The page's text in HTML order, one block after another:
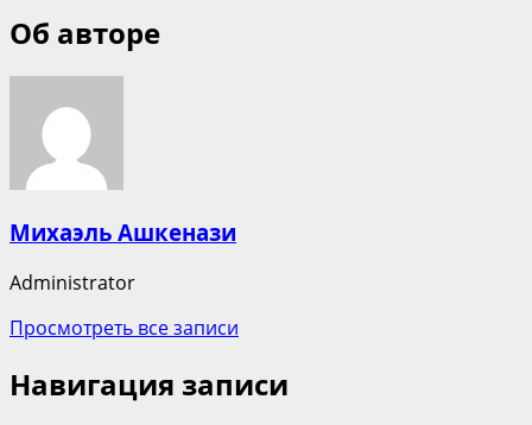
Об авторе
Михаэль Ашкенази
Administrator
Просмотреть все записи
Навигация записи